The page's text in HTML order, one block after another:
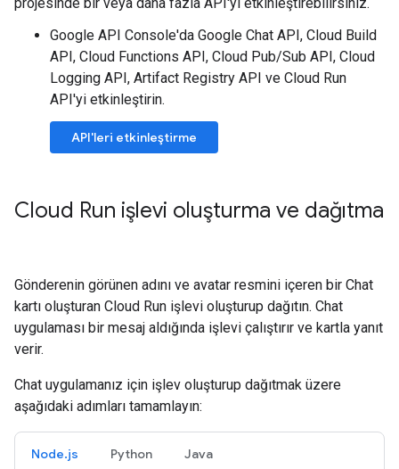
Google API Console'da Google Chat API, Cloud Build
API, Cloud Functions API, Cloud Pub/Sub API, Cloud
Logging API, Artifact Registry API ve Cloud Run
API'yi etkinleştirin.
API'leri etkinleştirme
Cloud Run işlevi oluşturma ve dağıtma
Gönderenin görünen adını ve avatar resmini içeren bir Chat
kartı oluşturan Cloud Run işlevi oluşturup dağıtın. Chat
uygulaması bir mesaj aldığında işlevi çalıştırır ve kartla yanıt
verir.
Chat uygulamanız için işlev oluşturup dağıtmak üzere
aşağıdaki adımları tamamlayın:
Node.js Python Java